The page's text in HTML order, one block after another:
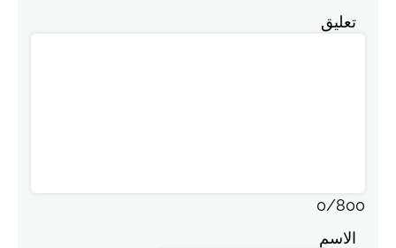
تعليق
0/800
الاسم